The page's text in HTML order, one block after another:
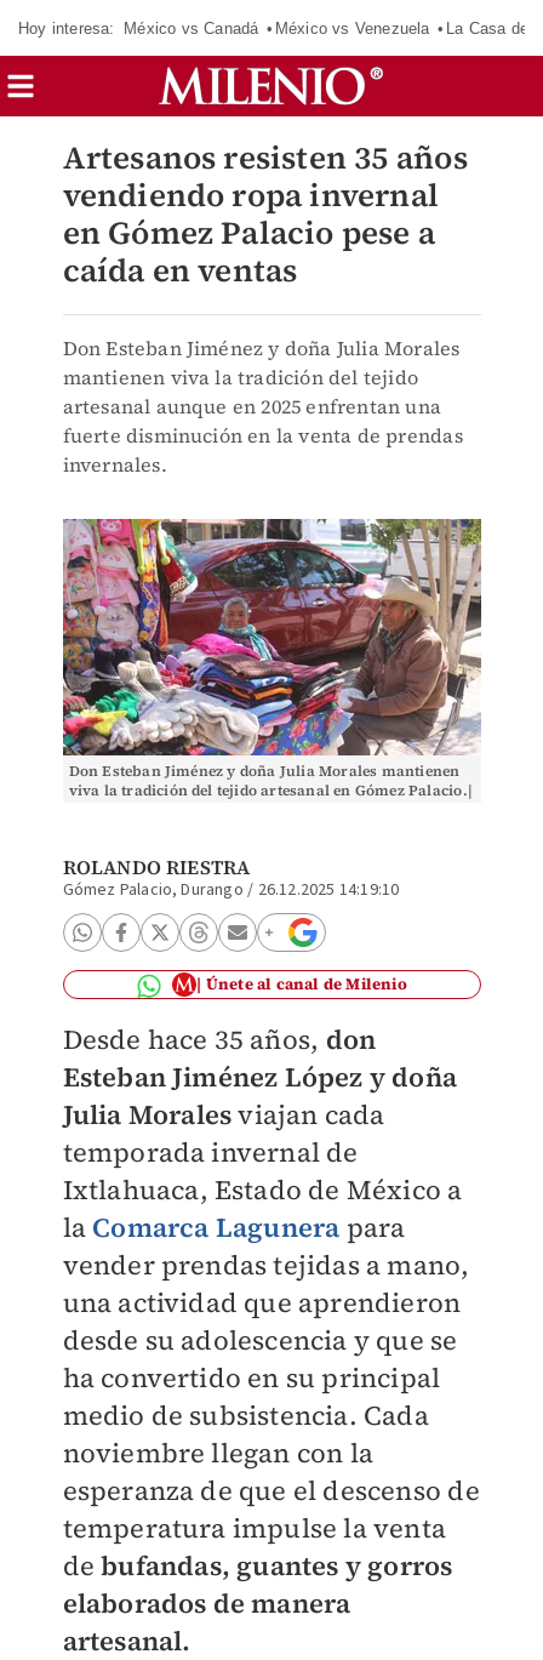
Hoy interesa: México vs Canadá México vs Venezuela La Casa de
Artesanos resisten 35 años
vendiendo ropa invernal
en Gómez Palacio pese a
caída en ventas
Don Esteban Jiménez y doña Julia Morales
mantienen viva la tradición del tejido
artesanal aunque en 2025 enfrentan una
fuerte disminución en la venta de prendas
invernales.
Don Esteban Jiménez y doña Julia Morales mantienen
viva la tradición del tejido artesanal en Gómez Palacio.|
ROLANDO RIESTRA
Gómez Palacio, Durango / 26.12.2025 14:19:10
Únete al canal de Milenio
Desde hace 35 años, don
Esteban Jiménez López y doña
Julia Moralesviajan cada
temporada invernal de
Ixtlahuaca, Estado de México a
la Comarca Lagunera para
vender prendas tejidas a mano,
una actividad que aprendieron
desde su adolescencia y que se
ha convertido en su principal
medio de subsistencia. Cada
noviembre llegan con la
esperanza de que el descenso de
temperatura impulse la venta
debufandas, guantes y gorros
elaborados de manera
artesanal.